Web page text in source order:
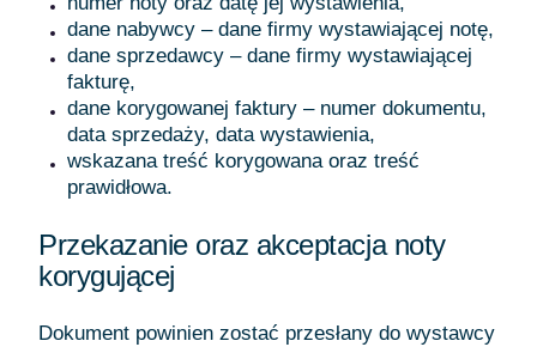
dane nabywcy – dane firmy wystawiającej notę,
dane sprzedawcy – dane firmy wystawiającej
fakturę,
dane korygowanej faktury – numer dokumentu,
data sprzedaży, data wystawienia,
wskazana treść korygowana oraz treść
prawidłowa.
Przekazanie oraz akceptacja noty
korygującej
Dokument powinien zostać przesłany do wystawcy